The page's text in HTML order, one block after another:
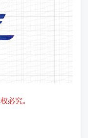
必究。